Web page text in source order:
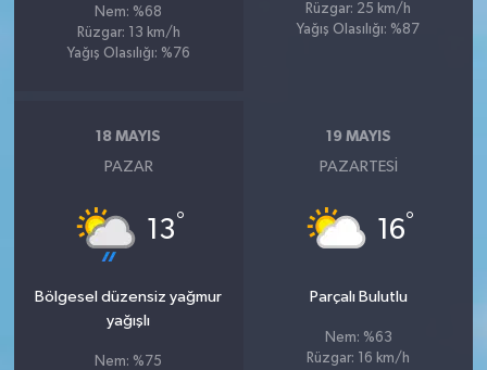
Nem: %68
Rüzgar: 13 km/h
Yağış Olasılığı: %76
Rüzgar: 25 km/h
Yağış Olasılığı: %87
18 MAYIS
PAZAR
13°
Bölgesel düzensiz yağmur
yağışlı
Nem: %75
19 MAYIS
PAZARTESI
16°
Parçalı Bulutlu
Nem: %63
Rüzgar: 16 km/h
VİZYONDAKİLER